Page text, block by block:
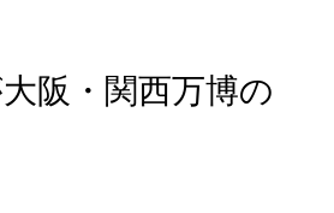
阪・関西万博の